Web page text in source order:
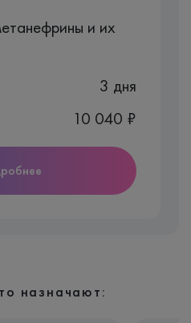
и их
3 дня
10 040 ₽
назначают: